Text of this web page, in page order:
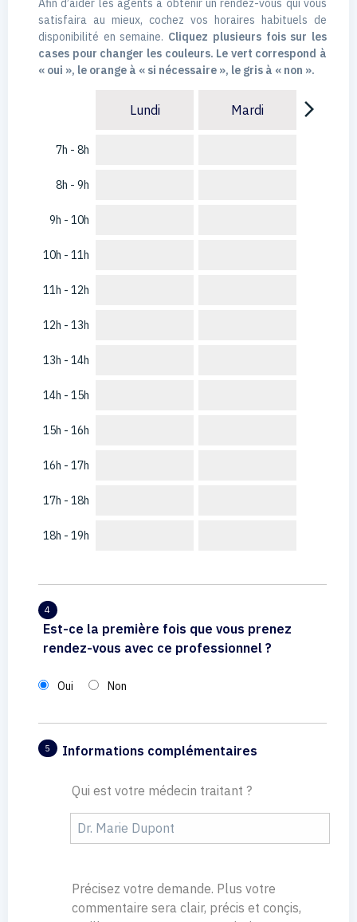
Afin d’aider les agents à obtenir un rendez-vous qui vous
satisfaira au mieux, cochez vos horaires habituels de
disponibilité en semaine. Cliquez plusieurs fois sur les
cases pour changer les couleurs. Le vert correspond à
« oui », le orange à « si nécessaire », le gris à « non ».
7h - 8h
8h - 9h
9h - 10h
10h - 11h
11h - 12h
12h - 13h
13h - 14h
14h - 15h
15h - 16h
16h - 17h
17h - 18h
18h - 19h
Lundi Mardi arrow_forward_ios
4
Est-ce la première fois que vous prenez
rendez-vous avec ce professionnel ?
Oui Non
5 Informations complémentaires
Qui est votre médecin traitant ?
Précisez votre demande. Plus votre
commentaire sera clair, précis et conçis,